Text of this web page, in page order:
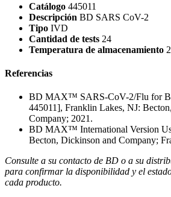
Catálogo 445011
Descripción BD SARS CoV-2
Tipo IVD
Cantidad de tests 24
Temperatura de almacenamiento
Referencias
BD MAX™ SARS-CoV-2/Flu for
445011], Franklin Lakes, NJ:
Company; 2021.
BD MAX™ International Version
Becton, Dickinson and Company;
Consulte a su contacto de BD o a su
para confirmar la disponibilidad y el
cada producto.